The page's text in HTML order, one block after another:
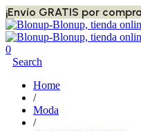
¡Envío GRATIS por
0
Search
Home
/
Moda
/